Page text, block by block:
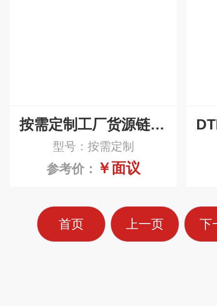
按需定制工厂货源链板排屑机
型号：按需定制
参考价： ￥面议
首页 上一页 下